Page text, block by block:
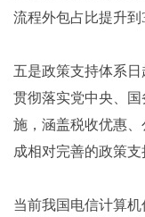
流程外包占比提升到
五是政策支持体系
贯彻落实党中央、
施，涵盖税收优惠
成相对完善的政策支
当前我国电信计算